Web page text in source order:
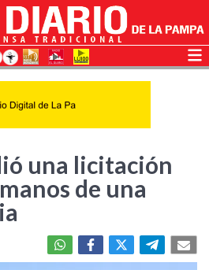
una licitación
de una